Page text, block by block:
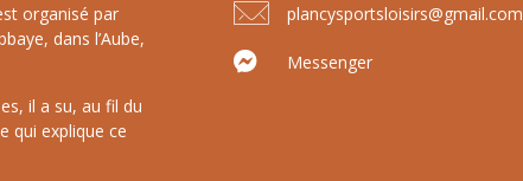
organisé par
dans l’Aube,
il a su, au fil du
qui explique ce
plancysportsloisirs@gmail.com
Messenger